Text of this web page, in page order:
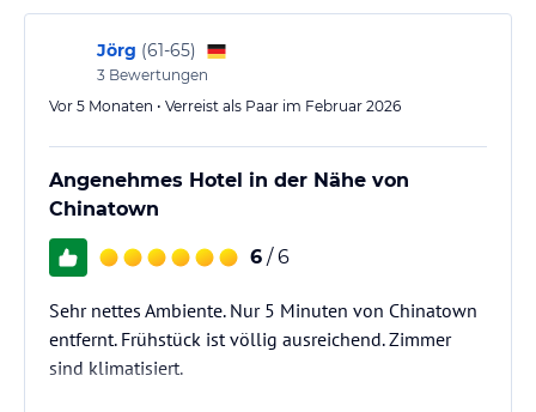
Jörg (61-65)
3 Bewertungen
Vor 5 Monaten • Verreist als Paar im Februar 2026
Angenehmes Hotel in der Nähe von
Chinatown
6 / 6
Sehr nettes Ambiente. Nur 5 Minuten von Chinatown
entfernt. Frühstück ist völlig ausreichend. Zimmer
sind klimatisiert.